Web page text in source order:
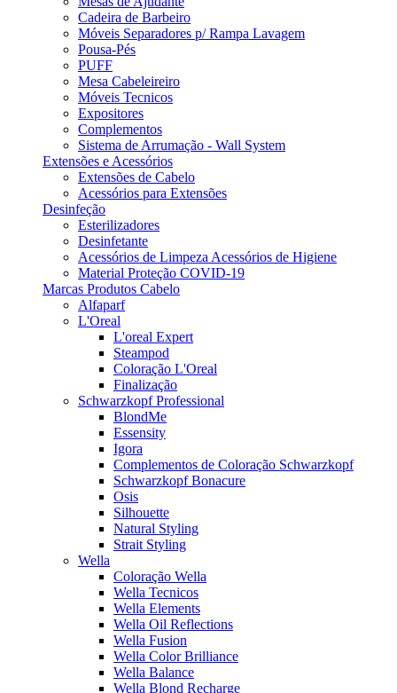
Cadeira de Barbeiro
Móveis Separadores p/ Rampa Lavagem
Pousa-Pés
PUFF
Mesa Cabeleireiro
Móveis Tecnicos
Expositores
Complementos
Sistema de Arrumação - Wall System
Extensões e Acessórios
Extensões de Cabelo
Acessórios para Extensões
Desinfeção
Esterilizadores
Desinfetante
Acessórios de Limpeza Acessórios de Higiene
Material Proteção COVID-19
Marcas Produtos Cabelo
Alfaparf
L'Oreal
L'oreal Expert
Steampod
Coloração L'Oreal
Finalização
Schwarzkopf Professional
BlondMe
Essensity
Igora
Complementos de Coloração Schwarzkopf
Schwarzkopf Bonacure
Osis
Silhouette
Natural Styling
Strait Styling
Wella
Coloração Wella
Wella Tecnicos
Wella Elements
Wella Oil Reflections
Wella Fusion
Wella Color Brilliance
Wella Balance
Wella Blond Recharge